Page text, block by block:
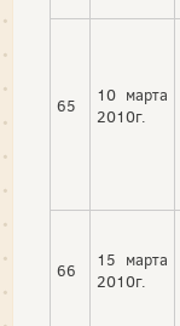
65
10 марта
2010г.
66
15 марта
2010г.